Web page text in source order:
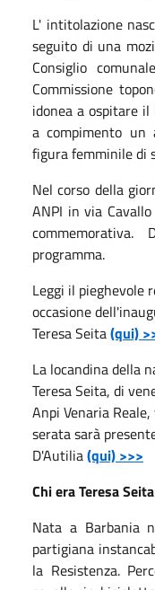
L' intitolazione
seguito di una
Consiglio
Commissione
idonea a ospitare
a compimento un
figura femminile di
Nel corso della
ANPI in via
programma.
Leggi il pieghevole
occasione
Teresa Seita(qui)
La locandina della
Teresa Seita, di
Anpi Venaria
serata sarà
D'Autilia(qui) >>>
Chi era Teresa Seita
Nata a Barbania
partigiana
la Resistenza.